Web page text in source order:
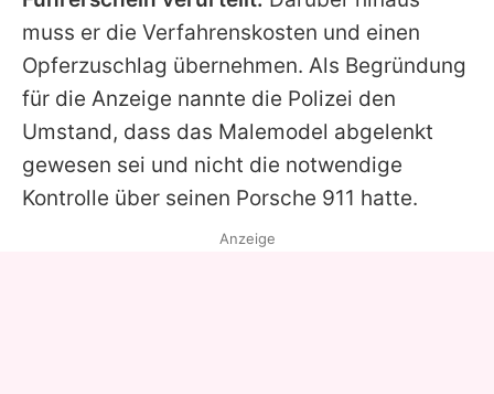
muss er die Verfahrenskosten und einen
Opferzuschlag übernehmen. Als Begründung
für die Anzeige nannte die Polizei den
Umstand, dass das Malemodel abgelenkt
gewesen sei und nicht die notwendige
Kontrolle über seinen Porsche 911 hatte.
Anzeige